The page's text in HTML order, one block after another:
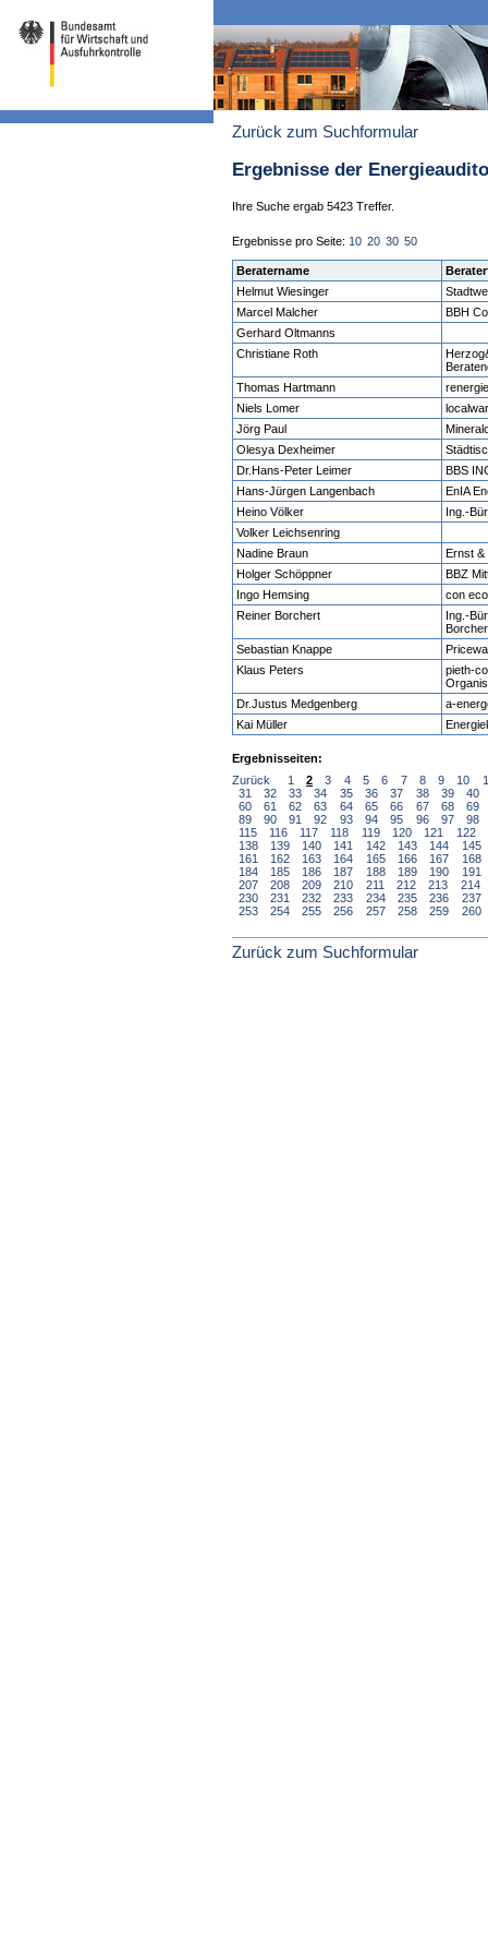
Zurück zum Suchformular
Ergebnisse der
Ihre Suche ergab 5423 Treffer.
Ergebnisse pro Seite: 10 20 30 50
Beratername
Helmut Wiesinger
Marcel Malcher
BBH
Gerhard Oltmanns
Christiane Roth
Thomas Hartmann
Niels Lomer
Jörg Paul
Olesya Dexheimer
Dr.Hans-Peter Leimer
BBS
Hans-Jürgen Langenbach
EnIA
Heino Völker
Ing.-
Volker Leichsenring
Nadine Braun
Ernst
Holger Schöppner
BBZ
Ingo Hemsing
con
Reiner Borchert
Ing.-
Sebastian Knappe
Klaus Peters
pieth-
Dr.Justus Medgenberg
a-
Kai Müller
Ergebnisseiten:
Zurück
1 2 3 4 5 6 7 8 9 10
31
32 33 34 35 36 37 38 39
40
60
61 62 63 64 65 66 67 68
69
89
90 91 92 93 94 95 96 97
98
115
116 117 118 119 120 121 122
138
139 140 141 142 143 144
145
161
162 163 164 165 166 167
168
184
185 186 187 188 189 190
191
207
208 209 210 211 212 213
214
230
231 232 233 234 235 236
237
253
254 255 256 257 258 259 260
Zurück zum Suchformular